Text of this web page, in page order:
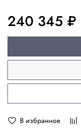
В избранное
240 345 ₽